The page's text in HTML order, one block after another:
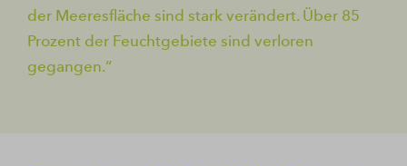
der Meeresfläche sind stark verändert. Über 85
Prozent der Feuchtgebiete sind verloren
gegangen.